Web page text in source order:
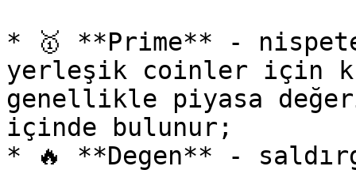
* 🥇 **Prime** -
yerleşik coinler için
genellikle piyasa
içinde bulunur;
* 🔥 **Degen** -